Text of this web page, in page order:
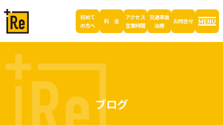
初めて
の方へ
料 金
アクセス
営業時間
交通事故
治療
お問合せ MENU
ブログ